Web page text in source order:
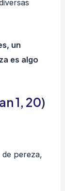
un
es algo
1, 20)
de pereza,